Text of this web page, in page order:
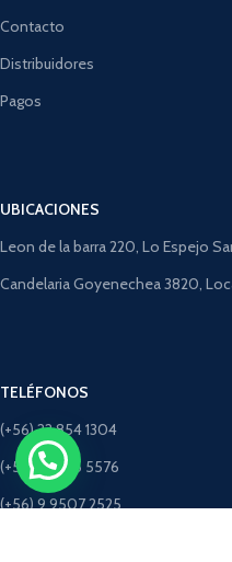
Contacto
Distribuidores
Pagos
UBICACIONES
Leon de la barra 220, Lo Espejo
Candelaria Goyenechea 3820,
TELÉFONOS
(+56) 22 854 1304
(+56) 9 4275 5576
(+56) 9 9507 2525